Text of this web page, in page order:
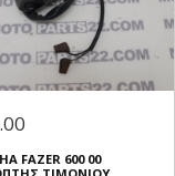
FAZER 600 00